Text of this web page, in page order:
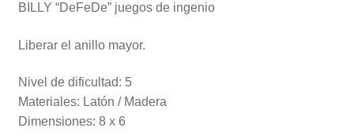
BILLY “DeFeDe” juegos de ingenio
Liberar el anillo mayor.
Nivel de dificultad: 5
Materiales: Latón / Madera
Dimensiones: 8 x 6